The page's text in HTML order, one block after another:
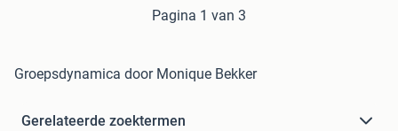
Pagina 1 van 3
Groepsdynamica door Monique Bekker
Gerelateerde zoektermen